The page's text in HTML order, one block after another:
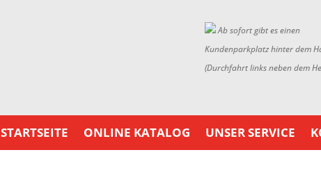
Ab sofort gibt es einen
Kundenparkplatz hinter dem
(Durchfahrt links neben dem
STARTSEITE ONLINE KATALOG UNSER SERVICE